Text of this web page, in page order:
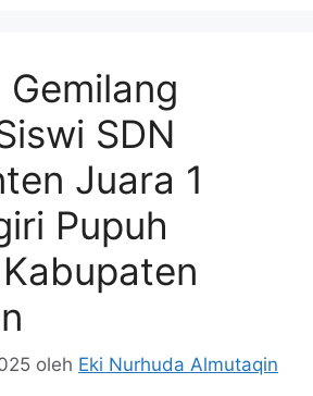
SDN
Juara 1
Pupuh
oleh Eki Nurhuda Almutaqin